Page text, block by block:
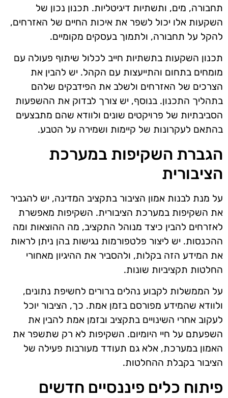
תחבורה, מים, ותשתיות דיגיטליות. תכנון נכון של
השקעות אלו יכול לשפר את איכות החיים של האזרחים,
להקל על תחבורה, ולתמוך בעסקים מקומיים.
תכנון השקעות בתשתיות חייב לכלול שיתוף פעולה עם
מומחים בתחום והתייעצות עם הקהל. יש להבין את
הצרכים של האזרחים ולשלב את הפידבקים שלהם
בתהליך התכנון. בנוסף, יש צורך לבדוק את ההשפעות
הסביבתיות של פרויקטים שונים ולוודא שהם מתבצעים
בהתאם לעקרונות של קיימות ושמירה על הטבע.
הגברת השקיפות במערכת
הציבורית
על מנת לבנות אמון הציבור בתקציב המדינה, יש להגביר
את השקיפות במערכת הציבורית. השקיפות מאפשרת
לאזרחים להבין כיצד מנוהל התקציב, מה ההוצאות ומה
ההכנסות. יש ליצור פלטפורמות נגישות בהן ניתן לראות
את המידע הזה בקלות, ולהסביר את ההיגיון מאחורי
החלטות תקציביות שונות.
על הממשלות לקבוע נהלים ברורים לחשיפת נתונים,
ולוודא שהמידע מפורסם בזמן אמת. כך, הציבור יוכל
לעקוב אחרי השינויים בתקציב ובזמן אמת להבין את
השפעתם על חיי היומיום. השקיפות לא רק שתשפר את
האמון במערכת, אלא גם תעודד מעורבות פעילה של
הציבור בקבלת ההחלטות.
פיתוח כלים פיננסיים חדשים